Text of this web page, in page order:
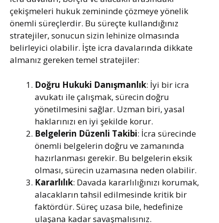
çekişmeleri hukuk zemininde çözmeye yönelik
önemli süreçlerdir. Bu süreçte kullandığınız
stratejiler, sonucun sizin lehinize olmasında
belirleyici olabilir. İşte icra davalarında dikkate
almanız gereken temel stratejiler:
Doğru Hukuki Danışmanlık: İyi bir icra
avukatı ile çalışmak, sürecin doğru
yönetilmesini sağlar. Uzman biri, yasal
haklarınızı en iyi şekilde korur.
Belgelerin Düzenli Takibi: İcra sürecinde
önemli belgelerin doğru ve zamanında
hazırlanması gerekir. Bu belgelerin eksik
olması, sürecin uzamasına neden olabilir.
Kararlılık: Davada kararlılığınızı korumak,
alacakların tahsil edilmesinde kritik bir
faktördür. Süreç uzasa bile, hedefinize
ulaşana kadar savaşmalısınız.